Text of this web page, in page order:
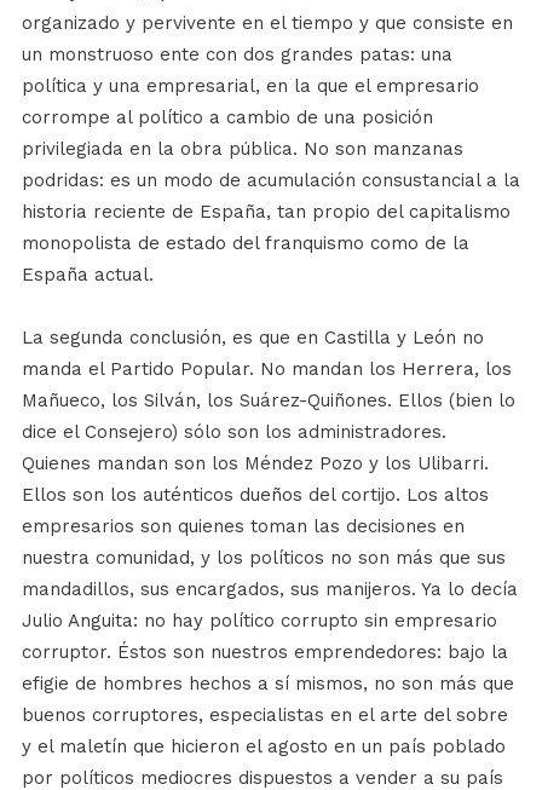
organizado y pervivente en el tiempo y que consiste en
un monstruoso ente con dos grandes patas: una
política y una empresarial, en la que el empresario
corrompe al político a cambio de una posición
privilegiada en la obra pública. No son manzanas
podridas: es un modo de acumulación consustancial a la
historia reciente de España, tan propio del capitalismo
monopolista de estado del franquismo como de la
España actual.
La segunda conclusión, es que en Castilla y León no
manda el Partido Popular. No mandan los Herrera, los
Mañueco, los Silván, los Suárez-Quiñones. Ellos (bien lo
dice el Consejero) sólo son los administradores.
Quienes mandan son los Méndez Pozo y los Ulibarri.
Ellos son los auténticos dueños del cortijo. Los altos
empresarios son quienes toman las decisiones en
nuestra comunidad, y los políticos no son más que sus
mandadillos, sus encargados, sus manijeros. Ya lo decía
Julio Anguita: no hay político corrupto sin empresario
corruptor. Éstos son nuestros emprendedores: bajo la
efigie de hombres hechos a sí mismos, no son más que
buenos corruptores, especialistas en el arte del sobre
y el maletín que hicieron el agosto en un país poblado
por políticos mediocres dispuestos a vender a su país